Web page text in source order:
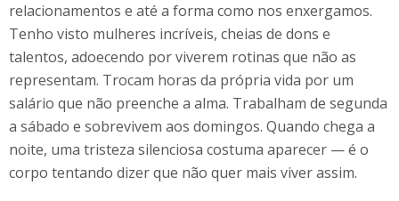
relacionamentos e até a forma como nos enxergamos.
Tenho visto mulheres incríveis, cheias de dons e
talentos, adoecendo por viverem rotinas que não as
representam. Trocam horas da própria vida por um
salário que não preenche a alma. Trabalham de segunda
a sábado e sobrevivem aos domingos. Quando chega a
noite, uma tristeza silenciosa costuma aparecer — é o
corpo tentando dizer que não quer mais viver assim.